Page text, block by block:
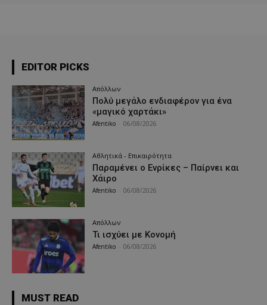
EDITOR PICKS
Απόλλων
Πολύ μεγάλο ενδιαφέρον για ένα
«μαγικό χαρτάκι»
Afentiko 06/08/2026
Αθλητικά - Επικαιρότητα
Παραμένει ο Ενρίκες – Παίρνει και
Χάιρο
Afentiko 06/08/2026
Απόλλων
Τι ισχύει με Κονομή
Afentiko 06/08/2026
MUST READ